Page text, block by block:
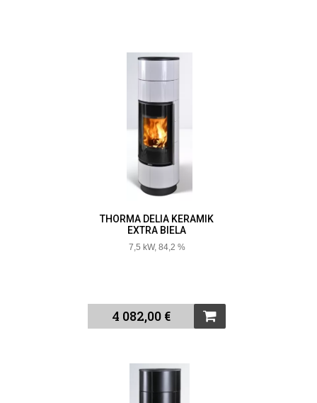
THORMA DELIA KERAMIK
EXTRA BIELA
7,5 kW, 84,2 %
4 082,00 €